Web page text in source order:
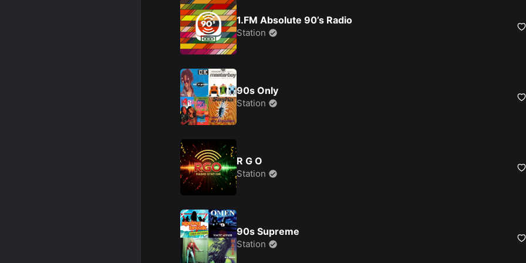
1.FM Absolute 90’s Radio
Station
90s Only
Station
R G O
Station
90s Supreme
Station